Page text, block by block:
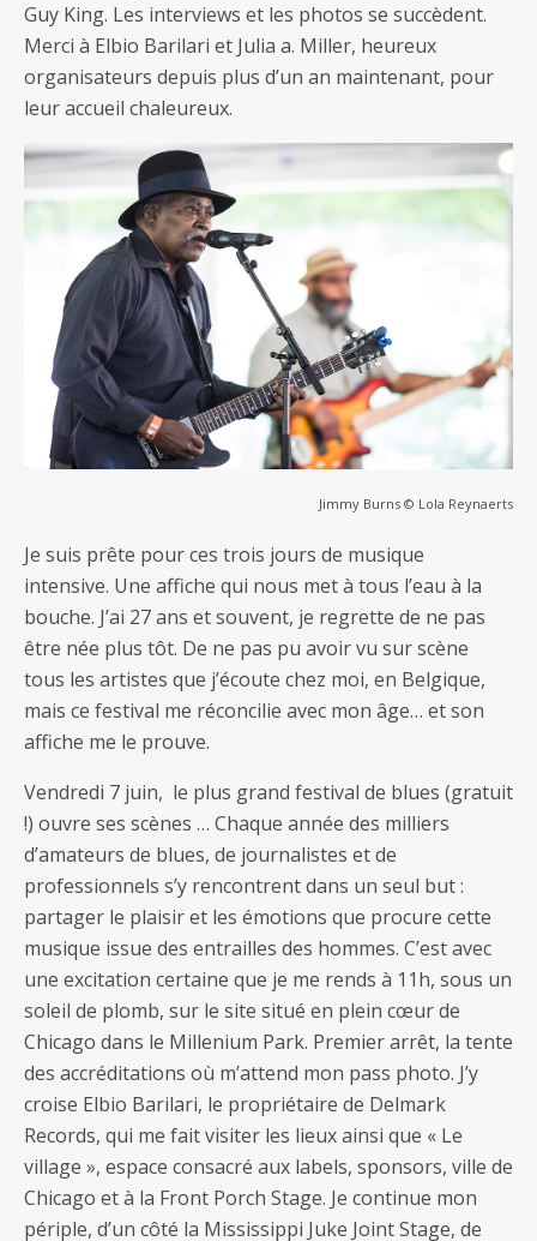
Guy King. Les interviews et les photos se succèdent.
Merci à Elbio Barilari et Julia a. Miller, heureux
organisateurs depuis plus d’un an maintenant, pour
leur accueil chaleureux.
Jimmy Burns © Lola Reynaerts
Je suis prête pour ces trois jours de musique
intensive. Une affiche qui nous met à tous l’eau à la
bouche. J’ai 27 ans et souvent, je regrette de ne pas
être née plus tôt. De ne pas pu avoir vu sur scène
tous les artistes que j’écoute chez moi, en Belgique,
mais ce festival me réconcilie avec mon âge… et son
affiche me le prouve.
Vendredi 7 juin, le plus grand festival de blues (gratuit
!) ouvre ses scènes … Chaque année des milliers
d’amateurs de blues, de journalistes et de
professionnels s’y rencontrent dans un seul but :
partager le plaisir et les émotions que procure cette
musique issue des entrailles des hommes. C’est avec
une excitation certaine que je me rends à 11h, sous un
soleil de plomb, sur le site situé en plein cœur de
Chicago dans le Millenium Park. Premier arrêt, la tente
des accréditations où m’attend mon pass photo. J’y
croise Elbio Barilari, le propriétaire de Delmark
Records, qui me fait visiter les lieux ainsi que « Le
village », espace consacré aux labels, sponsors, ville de
Chicago et à la Front Porch Stage. Je continue mon
périple, d’un côté la Mississippi Juke Joint Stage, de